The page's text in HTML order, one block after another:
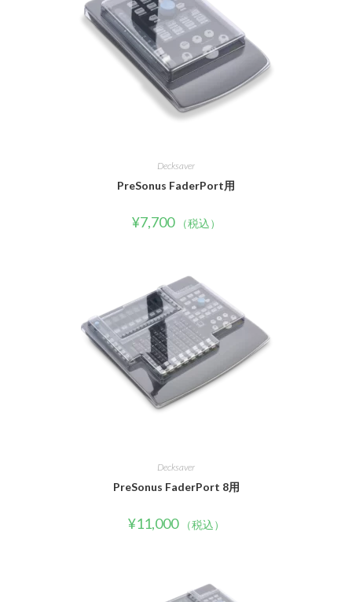
Decksaver
PreSonus FaderPort用
¥7,700 （税込）
Decksaver
PreSonus FaderPort 8用
¥11,000 （税込）